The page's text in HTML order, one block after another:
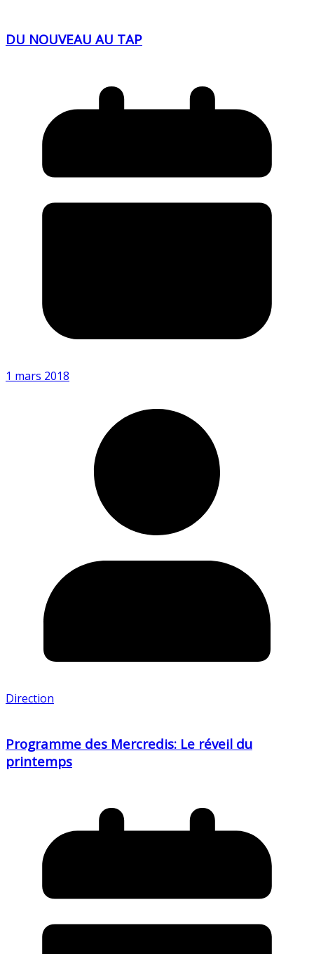
DU NOUVEAU AU TAP
1 mars 2018
Direction
Programme des Mercredis: Le réveil du
printemps